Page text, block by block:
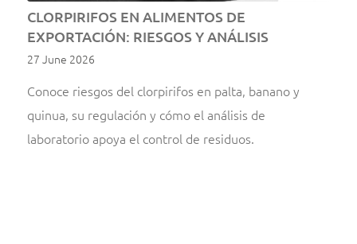
CLORPIRIFOS EN ALIMENTOS DE
EXPORTACIÓN: RIESGOS Y ANÁLISIS
27 June 2026
Conoce riesgos del clorpirifos en palta, banano y
quinua, su regulación y cómo el análisis de
laboratorio apoya el control de residuos.